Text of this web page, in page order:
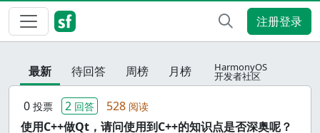
注册登录
最新 待回答 周榜 月榜 HarmonyOS
开发者社区
0 投票 2 回答 528 阅读
使用C++做Qt，请问使用到C++的知识点是否深奥呢？